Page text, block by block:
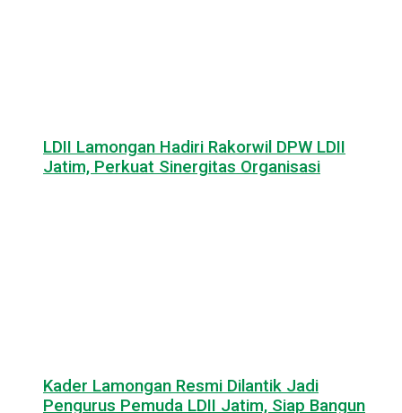
LDII Lamongan Hadiri Rakorwil DPW LDII
Jatim, Perkuat Sinergitas Organisasi
Kader Lamongan Resmi Dilantik Jadi
Pengurus Pemuda LDII Jatim, Siap Bangun